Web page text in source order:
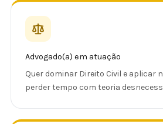
Advogado(a) em atuação
Quer dominar Direito Civil e aplicar
perder tempo com teoria